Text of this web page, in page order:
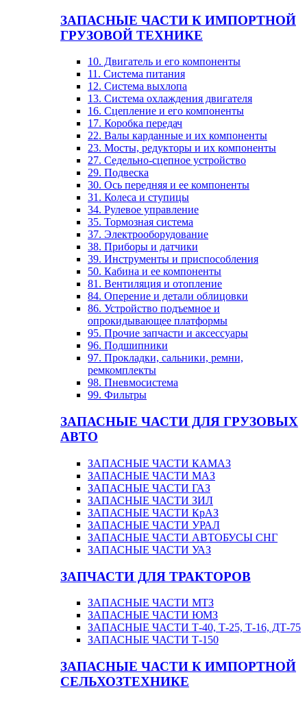
ЗАПАСНЫЕ ЧАСТИ К ИМПОРТНОЙ
ГРУЗОВОЙ ТЕХНИКЕ
10. Двигатель и его компоненты
11. Система питания
12. Система выхлопа
13. Система охлаждения двигателя
16. Сцепление и его компоненты
17. Коробка передач
22. Валы карданные и их компоненты
23. Мосты, редукторы и их компоненты
27. Седельно-сцепное устройство
29. Подвеска
30. Ось передняя и ее компоненты
31. Колеса и ступицы
34. Рулевое управление
35. Тормозная система
37. Электрооборудование
38. Приборы и датчики
39. Инструменты и приспособления
50. Кабина и ее компоненты
81. Вентиляция и отопление
84. Оперение и детали облицовки
86. Устройство подъемное и
опрокидывающее платформы
95. Прочие запчасти и аксессуары
96. Подшипники
97. Прокладки, сальники, ремни,
ремкомплекты
98. Пневмосистема
99. Фильтры
ЗАПАСНЫЕ ЧАСТИ ДЛЯ ГРУЗОВЫХ
АВТО
ЗАПАСНЫЕ ЧАСТИ КАМАЗ
ЗАПАСНЫЕ ЧАСТИ МАЗ
ЗАПАСНЫЕ ЧАСТИ ГАЗ
ЗАПАСНЫЕ ЧАСТИ ЗИЛ
ЗАПАСНЫЕ ЧАСТИ КрАЗ
ЗАПАСНЫЕ ЧАСТИ УРАЛ
ЗАПАСНЫЕ ЧАСТИ АВТОБУСЫ СНГ
ЗАПАСНЫЕ ЧАСТИ УАЗ
ЗАПЧАСТИ ДЛЯ ТРАКТОРОВ
ЗАПАСНЫЕ ЧАСТИ МТЗ
ЗАПАСНЫЕ ЧАСТИ ЮМЗ
ЗАПАСНЫЕ ЧАСТИ Т-40, Т-25, Т-16, ДТ-75
ЗАПАСНЫЕ ЧАСТИ Т-150
ЗАПАСНЫЕ ЧАСТИ К ИМПОРТНОЙ
СЕЛЬХОЗТЕХНИКЕ